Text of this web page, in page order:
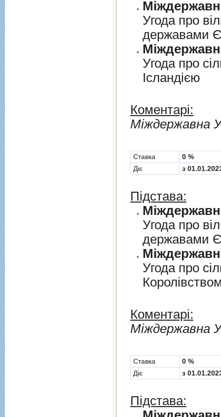
Угода про
державами
Угода про
Iсландiєю
Коментарі:
Мiждержавна
Cтавка
0 %
Діє
з
Підстава:
Угода про
державами
Угода про
Коментарі:
Мiждержавна
Cтавка
0 %
Діє
з
Підстава: